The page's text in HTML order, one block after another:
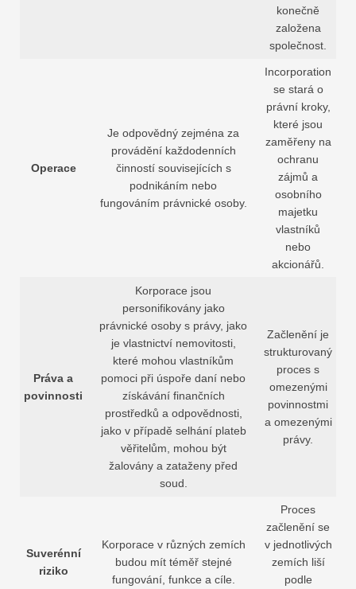
konečně
založena
společnost.
Operace
Je odpovědný zejména za
provádění každodenních
činností souvisejících s
podnikáním nebo
fungováním právnické osoby.
Incorporation
se stará o
právní kroky,
které jsou
zaměřeny na
ochranu
zájmů a
osobního
majetku
vlastníků
nebo
akcionářů.
Práva a
povinnosti
Korporace jsou
personifikovány jako
právnické osoby s právy, jako
je vlastnictví nemovitosti,
které mohou vlastníkům
pomoci při úspoře daní nebo
získávání finančních
prostředků a odpovědnosti,
jako v případě selhání plateb
věřitelům, mohou být
žalovány a zataženy před
soud.
Začlenění je
strukturovaný
proces s
omezenými
povinnostmi
a omezenými
právy.
Suverénní
riziko
Korporace v různých zemích
budou mít téměř stejné
fungování, funkce a cíle.
Proces
začlenění se
v jednotlivých
zemích liší
podle